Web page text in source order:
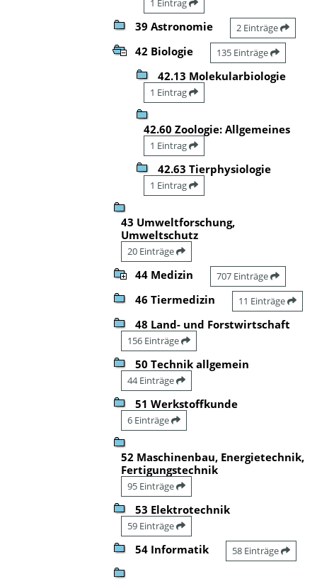
1 Eintrag
39 Astronomie 2 Einträge
42 Biologie 135 Einträge
42.13 Molekularbiologie
1 Eintrag
42.60 Zoologie: Allgemeines
1 Eintrag
42.63 Tierphysiologie
1 Eintrag
43 Umweltforschung,
Umweltschutz
20 Einträge
44 Medizin 707 Einträge
46 Tiermedizin 11 Einträge
48 Land- und Forstwirtschaft
156 Einträge
50 Technik allgemein
44 Einträge
51 Werkstoffkunde
6 Einträge
52 Maschinenbau, Energietechnik,
Fertigungstechnik
95 Einträge
53 Elektrotechnik
59 Einträge
54 Informatik 58 Einträge